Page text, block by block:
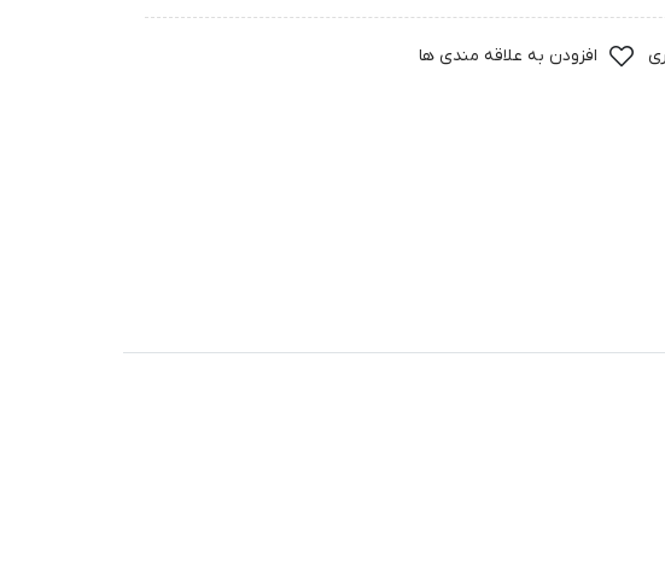
افزودن به علاقه مندی ها